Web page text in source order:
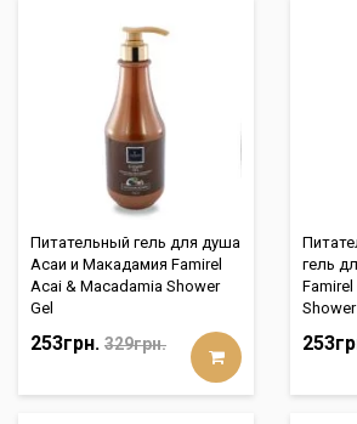
Питательный гель для душа
Асаи и Макадамия Famirel
Acai & Macadamia Shower
Gel
253грн. 329грн.
гель
Famirel
Shower